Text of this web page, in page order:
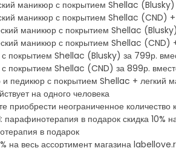
маникюр с покрытием Shellac (Blusky)
маникюр с покрытием Shellac (CND) +
маникюр с покрытием Shellac
маникюр с покрытием Shellac (CND)
покрытием Shellac (Blusky) за 799р.
покрытием Shellac (CND) за 899р.
педикюр с покрытием Shellac + легкий
на одного человека
приобрести неограниченное количество
в подарок скидка 10%
в подарок
на весь ассортимент магазина